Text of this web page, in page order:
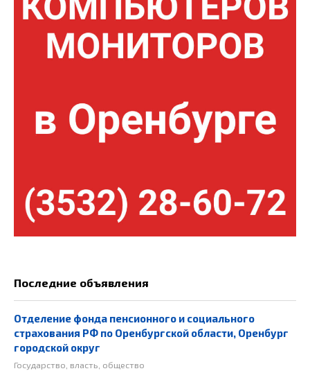
Последние объявления
Отделение фонда пенсионного и социального
страхования РФ по Оренбургской области, Оренбург
городской округ
Государство, власть, общество